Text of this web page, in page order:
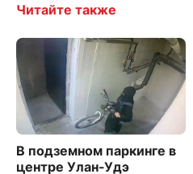
Читайте также
В подземном паркинге в
центре Улан-Удэ